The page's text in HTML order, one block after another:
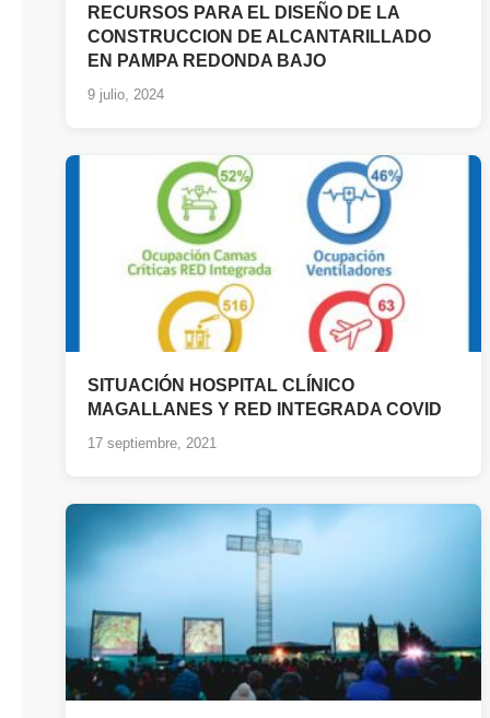
RECURSOS PARA EL DISEÑO DE LA
CONSTRUCCION DE ALCANTARILLADO
EN PAMPA REDONDA BAJO
9 julio, 2024
SITUACIÓN HOSPITAL CLÍNICO
MAGALLANES Y RED INTEGRADA COVID
17 septiembre, 2021